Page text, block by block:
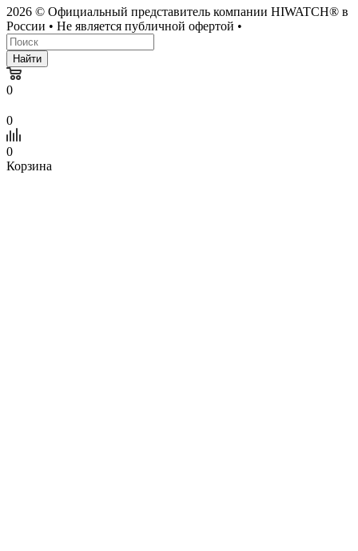
2026 © Официальный представитель компании HIWATCH® в
России • Не является публичной офертой •
Найти
0
0
0
Корзина